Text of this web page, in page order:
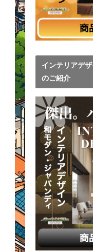
インテリアデ
のご紹介